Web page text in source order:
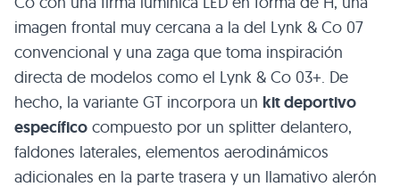
imagen frontal muy cercana a la del Lynk & Co 07
convencional y una zaga que toma inspiración
directa de modelos como el Lynk & Co 03+. De
hecho, la variante GT incorpora un kit deportivo
específico compuesto por un splitter delantero,
faldones laterales, elementos aerodinámicos
adicionales en la parte trasera y un llamativo alerón